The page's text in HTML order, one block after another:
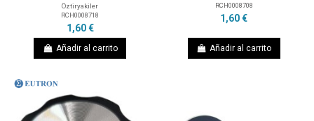
Öztiryakiler
RCH0008718
1,60 €
Añadir al carrito
RCH0008708
1,60 €
Añadir al carrito